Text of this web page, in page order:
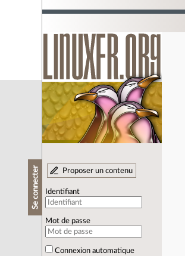
Se connecter Proposer un contenu
Identifiant
Mot de passe
Connexion automatique